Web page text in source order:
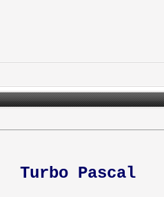
Turbo Pascal